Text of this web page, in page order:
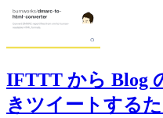
IFTTT から Blog
きツイートする